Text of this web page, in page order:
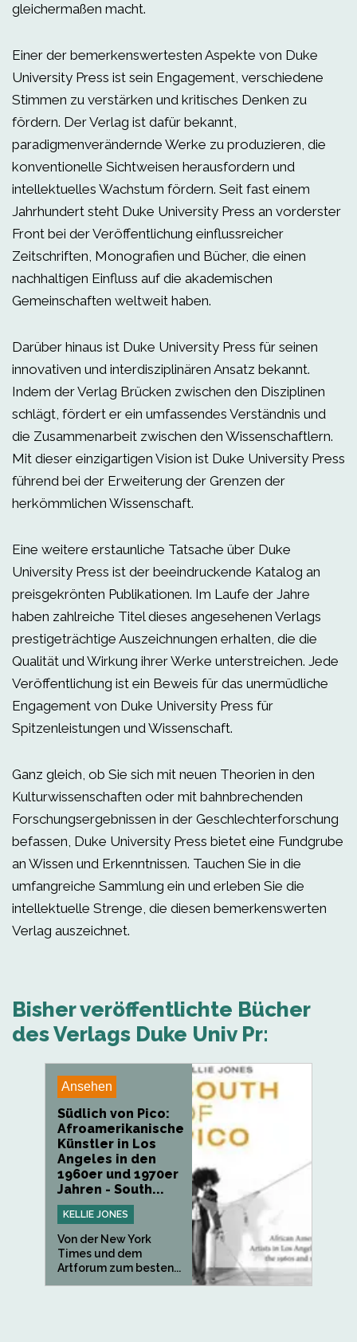
gleichermaßen macht.
Einer der bemerkenswertesten Aspekte von Duke
University Press ist sein Engagement, verschiedene
Stimmen zu verstärken und kritisches Denken zu
fördern. Der Verlag ist dafür bekannt,
paradigmenverändernde Werke zu produzieren, die
konventionelle Sichtweisen herausfordern und
intellektuelles Wachstum fördern. Seit fast einem
Jahrhundert steht Duke University Press an vorderster
Front bei der Veröffentlichung einflussreicher
Zeitschriften, Monografien und Bücher, die einen
nachhaltigen Einfluss auf die akademischen
Gemeinschaften weltweit haben.
Darüber hinaus ist Duke University Press für seinen
innovativen und interdisziplinären Ansatz bekannt.
Indem der Verlag Brücken zwischen den Disziplinen
schlägt, fördert er ein umfassendes Verständnis und
die Zusammenarbeit zwischen den Wissenschaftlern.
Mit dieser einzigartigen Vision ist Duke University Press
führend bei der Erweiterung der Grenzen der
herkömmlichen Wissenschaft.
Eine weitere erstaunliche Tatsache über Duke
University Press ist der beeindruckende Katalog an
preisgekrönten Publikationen. Im Laufe der Jahre
haben zahlreiche Titel dieses angesehenen Verlags
prestigeträchtige Auszeichnungen erhalten, die die
Qualität und Wirkung ihrer Werke unterstreichen. Jede
Veröffentlichung ist ein Beweis für das unermüdliche
Engagement von Duke University Press für
Spitzenleistungen und Wissenschaft.
Ganz gleich, ob Sie sich mit neuen Theorien in den
Kulturwissenschaften oder mit bahnbrechenden
Forschungsergebnissen in der Geschlechterforschung
befassen, Duke University Press bietet eine Fundgrube
an Wissen und Erkenntnissen. Tauchen Sie in die
umfangreiche Sammlung ein und erleben Sie die
intellektuelle Strenge, die diesen bemerkenswerten
Verlag auszeichnet.
Bisher veröffentlichte Bücher
des Verlags Duke Univ Pr:
Ansehen
Südlich von Pico:
Afroamerikanische
Künstler in Los
Angeles in den
1960er und 1970er
Jahren - South...
KELLIE JONES
Von der New York
Times und dem
Artforum zum besten...